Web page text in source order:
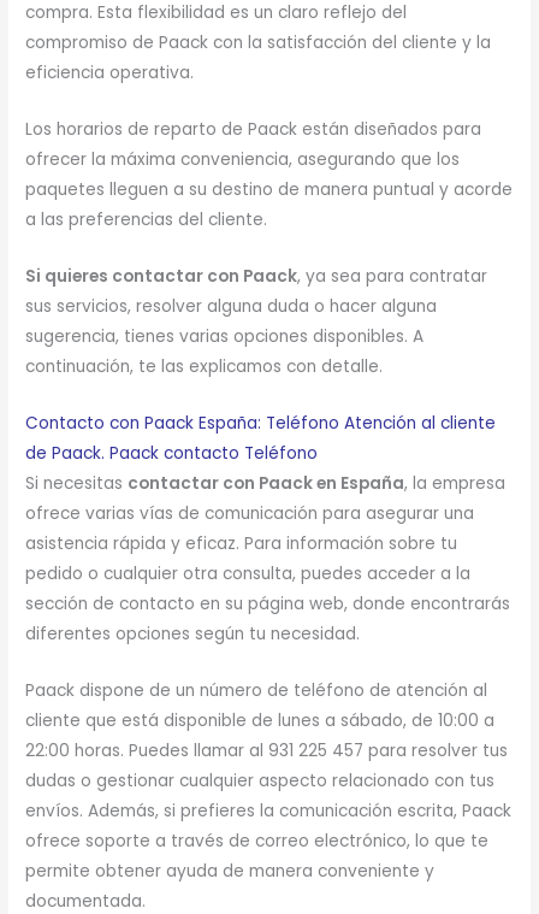
compra. Esta flexibilidad es un claro reflejo del
compromiso de Paack con la satisfacción del cliente y la
eficiencia operativa.
Los horarios de reparto de Paack están diseñados para
ofrecer la máxima conveniencia, asegurando que los
paquetes lleguen a su destino de manera puntual y acorde
a las preferencias del cliente.
Si quieres contactar con Paack, ya sea para contratar
sus servicios, resolver alguna duda o hacer alguna
sugerencia, tienes varias opciones disponibles. A
continuación, te las explicamos con detalle.
Contacto con Paack España: Teléfono Atención al cliente
de Paack. Paack contacto Teléfono
Si necesitas contactar con Paack en España, la empresa
ofrece varias vías de comunicación para asegurar una
asistencia rápida y eficaz. Para información sobre tu
pedido o cualquier otra consulta, puedes acceder a la
sección de contacto en su página web, donde encontrarás
diferentes opciones según tu necesidad.
Paack dispone de un número de teléfono de atención al
cliente que está disponible de lunes a sábado, de 10:00 a
22:00 horas. Puedes llamar al 931 225 457 para resolver tus
dudas o gestionar cualquier aspecto relacionado con tus
envíos. Además, si prefieres la comunicación escrita, Paack
ofrece soporte a través de correo electrónico, lo que te
permite obtener ayuda de manera conveniente y
documentada.